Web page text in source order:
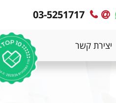
MyPlace
MyPlace
עימנו
קשר
03-5251717
יצירת קשר